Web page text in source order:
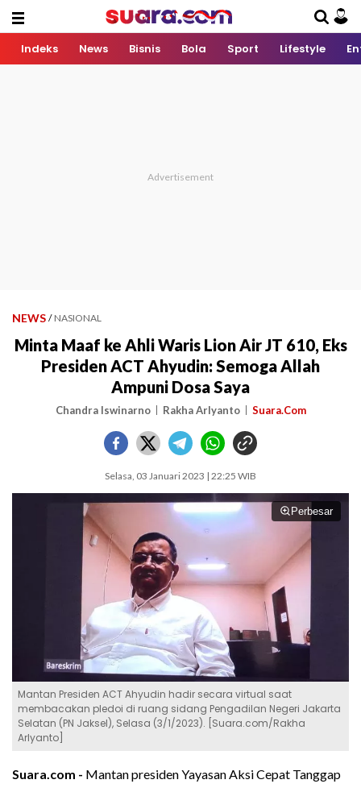
Indeks News Bisnis Bola Sport Lifestyle
NEWS / NASIONAL
Minta Maaf ke Ahli Waris Lion Air JT 610, Eks
Presiden ACT Ahyudin: Semoga Allah
Ampuni Dosa Saya
Chandra Iswinarno Rakha Arlyanto Suara.Com
Selasa, 03 Januari 2023 | 22:25 WIB
Perbesar
Mantan Presiden ACT Ahyudin hadir secara virtual saat
membacakan pledoi di ruang sidang Pengadilan Negeri Jakarta
Selatan (PN Jaksel), Selasa (3/1/2023). [Suara.com/Rakha
Arlyanto]
Suara.com - Mantan presiden Yayasan Aksi Cepat Tanggap